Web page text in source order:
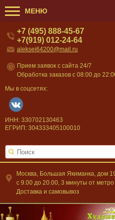
МЕНЮ
Москва, Большая Якиманка, дом
c 9.00 до 20.00, 3 минуты от
Доставка и самовывоз
+7 (495) 888-45-67
+7(919) 012-24-64
aleksei64200@mail.ru
Прием заявок с сайта 24/7
Обработка заказов с 08:00 до
Мы в соцсетях:
ИНН: 330702130463
ЕГРИП: 304333405100010